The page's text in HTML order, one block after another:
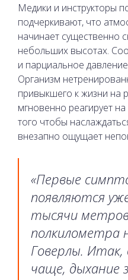
Медики и инструкторы
подчеркивают, что
начинает существенно
небольших высотах.
и парциальное
Организм
привыкшего к жизни на
мгновенно реагирует
того чтобы
внезапно ощущает
«Первые
появляются
тысячи
полкилометра
Говерлы. Итак,
чаще, дыхание